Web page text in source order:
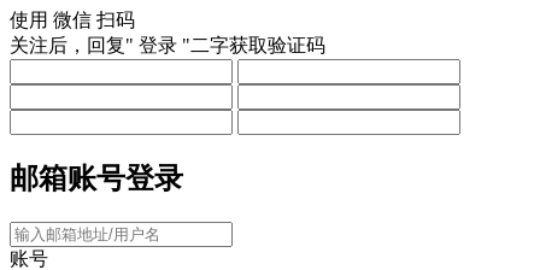
使用 微信 扫码
关注后，回复" 登录 "二字获取验证码
邮箱账号登录
账号